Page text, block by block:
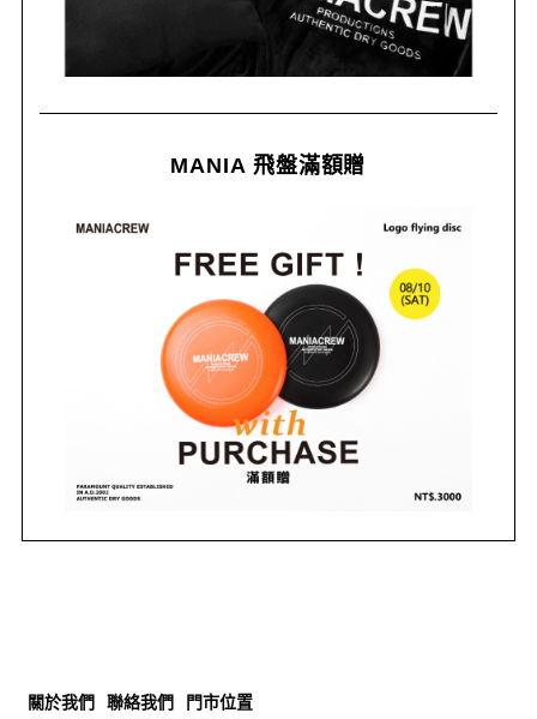
MANIA 飛盤滿額贈
關於我們 聯絡我們 門市位置